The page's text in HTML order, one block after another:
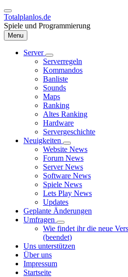
Direkt
zum
Inhalt
Totalplanlos.de
Spiele und Programmierung
Menu
Hauptnavigation
Server
Unternavigation
von
Server
Serverregeln
Kommandos
Banliste
Sounds
Maps
Ranking
Altes Ranking
Hardware
Servergeschichte
Neuigkeiten
Unternavigation
von
Neuigkeiten
Website News
Forum News
Server News
Software News
Spiele News
Lets Play News
Updates
Geplante Änderungen
Umfragen
Unternavigation
von
Umfragen
Wie findet ihr die neue
(beendet)
Uns unterstützen
Über uns
Impressum
Startseite